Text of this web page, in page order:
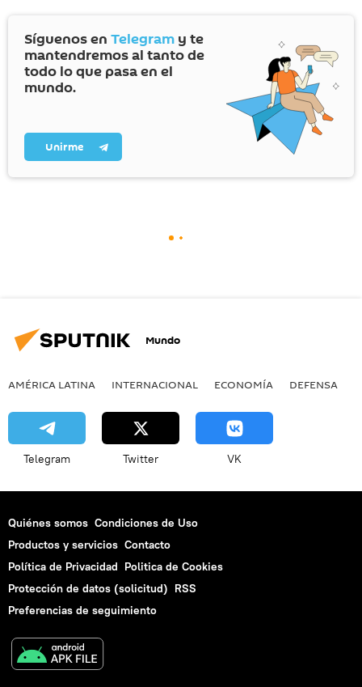
Síguenos en Telegram y te
mantendremos al tanto de
todo lo que pasa en el
mundo.
Unirme
Mundo
AMÉRICA LATINA INTERNACIONAL ECONOMÍA DEFENSA
Telegram Twitter VK
Quiénes somos Condiciones de Uso
Productos y servicios Contacto
Política de Privacidad Politica de Cookies
Protección de datos (solicitud) RSS
Preferencias de seguimiento